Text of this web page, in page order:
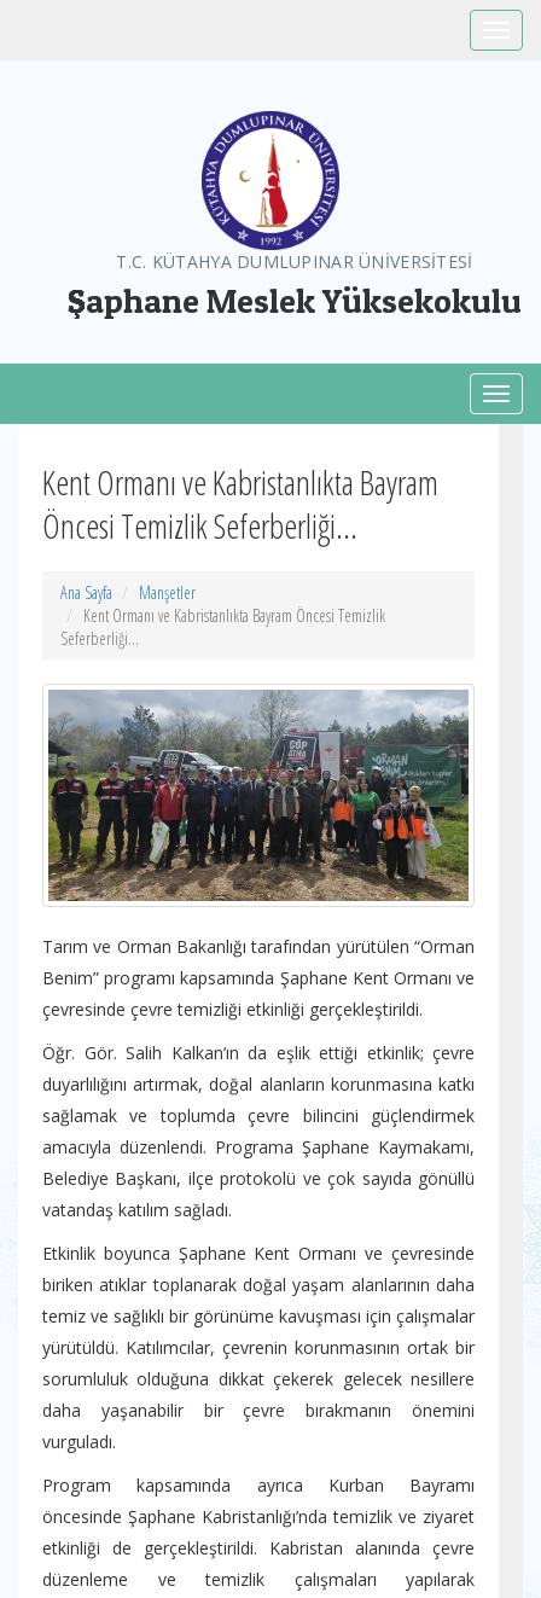
T.C. KÜTAHYA DUMLUPINAR ÜNİVERSİTESİ
Şaphane Meslek Yüksekokulu
Kent Ormanı ve Kabristanlıkta Bayram
Öncesi Temizlik Seferberliği...
Ana Sayfa
Manşetler
Kent Ormanı ve Kabristanlıkta Bayram Öncesi Temizlik
Seferberliği...
Tarım ve Orman Bakanlığı tarafından yürütülen “Orman
Benim” programı kapsamında Şaphane Kent Ormanı ve
çevresinde çevre temizliği etkinliği gerçekleştirildi.
Öğr. Gör. Salih Kalkan’ın da eşlik ettiği etkinlik; çevre
duyarlılığını artırmak, doğal alanların korunmasına katkı
sağlamak ve toplumda çevre bilincini güçlendirmek
amacıyla düzenlendi. Programa Şaphane Kaymakamı,
Belediye Başkanı, ilçe protokolü ve çok sayıda gönüllü
vatandaş katılım sağladı.
Etkinlik boyunca Şaphane Kent Ormanı ve çevresinde
biriken atıklar toplanarak doğal yaşam alanlarının daha
temiz ve sağlıklı bir görünüme kavuşması için çalışmalar
yürütüldü. Katılımcılar, çevrenin korunmasının ortak bir
sorumluluk olduğuna dikkat çekerek gelecek nesillere
daha yaşanabilir bir çevre bırakmanın önemini
vurguladı.
Program kapsamında ayrıca Kurban Bayramı
öncesinde Şaphane Kabristanlığı’nda temizlik ve ziyaret
etkinliği de gerçekleştirildi. Kabristan alanında çevre
düzenleme ve temizlik çalışmaları yapılarak